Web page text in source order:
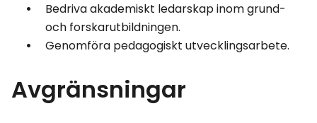
Bedriva akademiskt ledarskap inom grund-
och forskarutbildningen.
Genomföra pedagogiskt utvecklingsarbete.
Avgränsningar